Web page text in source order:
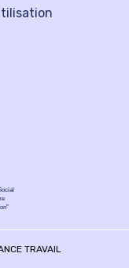
TRAVAIL